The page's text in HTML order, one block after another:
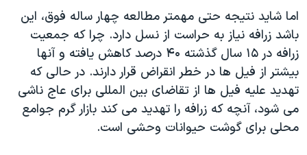
اعتراضات مردمی آبان ۹۸
اسرائیل در جنگ
نرگس محمدی برنده جایزه نوبل صلح
همایش محافظه‌کاران آمریکا «سی‌پک»
صفحه‌های ویژه
سفر پرزیدنت ترامپ به چین
اما شاید نتیجه حتی مهمتر مطالعه چهار ساله فوق، این
باشد زرافه نیاز به حراست از نسل دارد. چرا که جمعیت
زرافه در ۱۵ سال گذشته ۴۰ درصد کاهش یافته و آنها
بیشتر از فیل ها در خطر انقراض قرار دارند. در حالی که
تهدید علیه فیل ها از تقاضای بین المللی برای عاج ناشی
می شود، آنچه که زرافه را تهدید می کند بازار گرم جوامع
محلی برای گوشت حیوانات وحشی است.